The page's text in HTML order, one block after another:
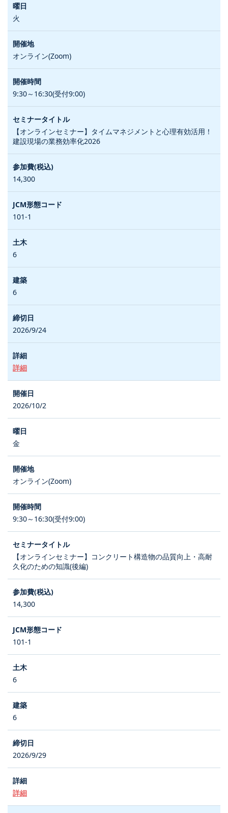
火
オンライン(Zoom)
9:30～16:30(受付9:00)
【オンラインセミナー】タイムマネジメントと心理有効活用！
建設現場の業務効率化2026
14,300
101-1
6
6
2026/9/24
詳細
2026/10/2
金
オンライン(Zoom)
9:30～16:30(受付9:00)
【オンラインセミナー】コンクリート構造物の品質向上・高耐
久化のための知識(後編)
14,300
101-1
6
6
2026/9/29
詳細